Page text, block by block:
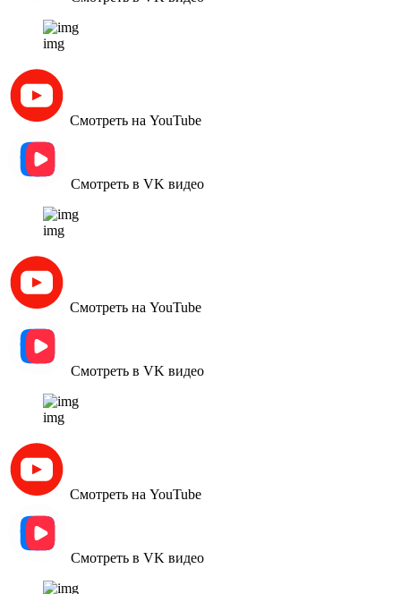
img
Смотреть на YouTube
Смотреть в VK видео
img
Смотреть на YouTube
Смотреть в VK видео
img
Смотреть на YouTube
Смотреть в VK видео